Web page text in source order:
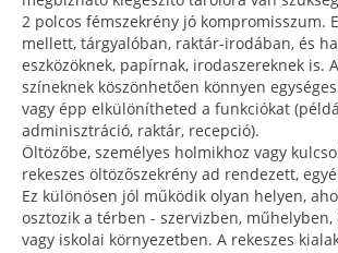
2 polcos fémszekrény jó kompromisszum.
mellett, tárgyalóban, raktár-irodában, és
eszközöknek, papírnak, irodaszereknek is.
színeknek köszönhetően könnyen
vagy épp elkülönítheted a funkciókat
adminisztráció, raktár, recepció).
Öltözőbe, személyes holmikhoz vagy
rekeszes öltözőszekrény ad rendezett,
Ez különösen jól működik olyan helyen,
osztozik a térben - szervizben,
vagy iskolai környezetben. A rekeszes